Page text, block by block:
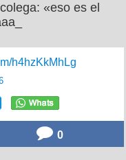
«eso es el
h4hzKkMhLg
0